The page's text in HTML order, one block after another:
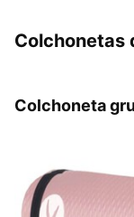
Colchonetas
Colchoneta